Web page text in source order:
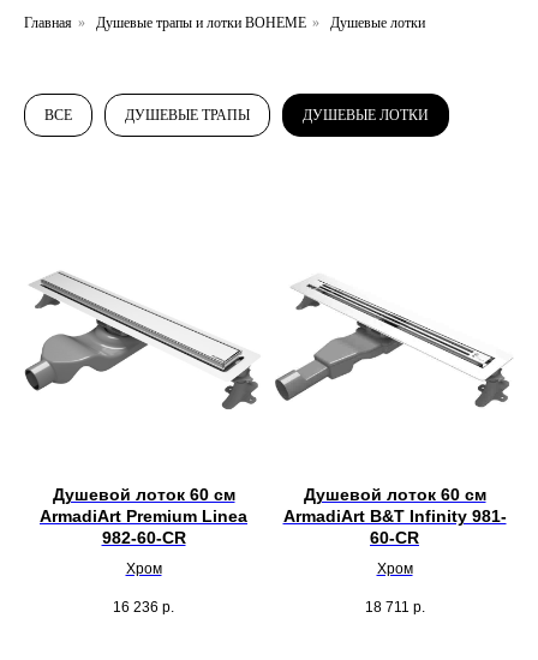
Главная » Душевые трапы и лотки BOHEME » Душевые лотки
ВСЕ ДУШЕВЫЕ ТРАПЫ ДУШЕВЫЕ ЛОТКИ
Душевой лоток 60 см
ArmadiArt Premium Linea
982-60-CR
Хром
16 236 р.
Душевой лоток 60 см
ArmadiArt B&T Infinity 981-
60-CR
Хром
18 711 р.